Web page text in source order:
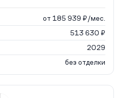
от 185 939 ₽/мес.
513 630 ₽
2029
без отделки